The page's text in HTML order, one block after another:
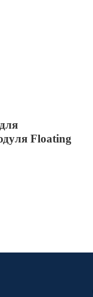
Floating
HP